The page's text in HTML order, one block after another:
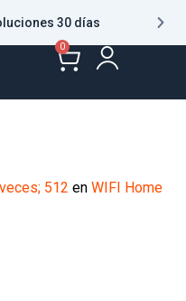
30 días
0
512 en WIFI Home